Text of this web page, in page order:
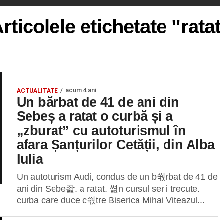
etichetate
ACTUALITATE acum 4 ani
Un bărbat de 41 de ani din
Sebeș a ratat o curbă și a
„zburat” cu autoturismul în
afara Șanțurilor Cetății, din Alba
Iulia
Un autoturism Audi, condus de un b쒃rbat de 41 de
ani din Sebe좙, a ratat, 쎮n cursul serii trecute,
curba care duce c쒃tre Biserica Mihai Viteazul...